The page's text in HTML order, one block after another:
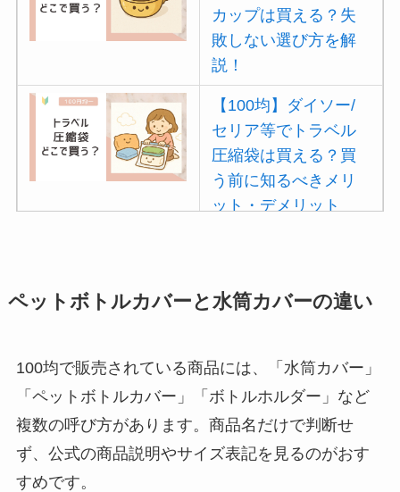
カップは買える？失
敗しない選び方を解
説！
【100均】ダイソー/
セリア等でトラベル
圧縮袋は買える？買
う前に知るべきメリ
ット・デメリット
セリア等でポイズン
を解説！
【100均】ダイソー/
セリア等でフロアラ
バーほうきは買え
ペットボトルカバーと水筒カバーの違い
100均で販売されている商品には、「水筒カバー」
「ペットボトルカバー」「ボトルホルダー」など
複数の呼び方があります。商品名だけで判断せ
ず、公式の商品説明やサイズ表記を見るのがおす
すめです。